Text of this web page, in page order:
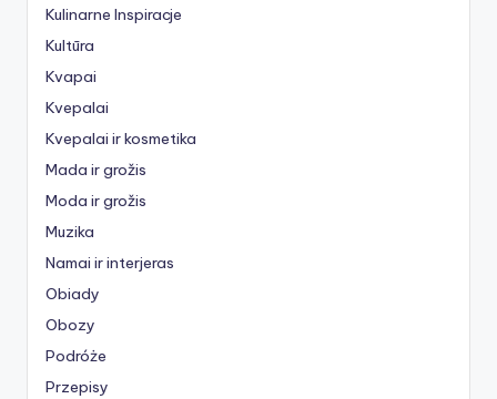
Kulinarne Inspiracje
Kultūra
Kvapai
Kvepalai
Kvepalai ir kosmetika
Mada ir grožis
Moda ir grožis
Muzika
Namai ir interjeras
Obiady
Obozy
Podróże
Przepisy